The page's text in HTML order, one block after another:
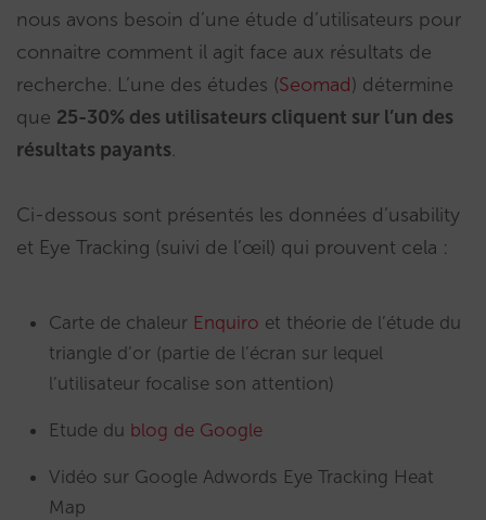
nous avons besoin d’une étude d’utilisateurs pour
connaitre comment il agit face aux résultats de
recherche. L’une des études (Seomad) détermine
que 25-30% des utilisateurs cliquent sur l’un des
résultats payants.
Ci-dessous sont présentés les données d’usability
et Eye Tracking (suivi de l’œil) qui prouvent cela :
Carte de chaleur Enquiro et théorie de l’étude du
triangle d’or (partie de l’écran sur lequel
l’utilisateur focalise son attention)
Etude du blog de Google
Vidéo sur Google Adwords Eye Tracking Heat
Map